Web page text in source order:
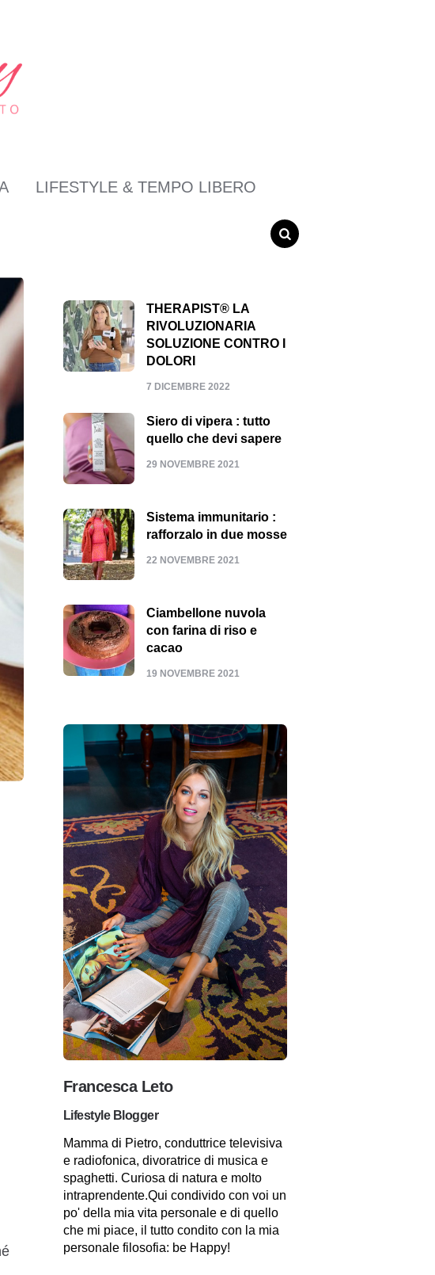
LIFESTYLE & TEMPO LIBERO
THERAPIST® LA
RIVOLUZIONARIA
SOLUZIONE CONTRO I
DOLORI
7 DICEMBRE 2022
Siero di vipera : tutto
quello che devi sapere
29 NOVEMBRE 2021
Sistema immunitario :
rafforzalo in due mosse
22 NOVEMBRE 2021
Ciambellone nuvola
con farina di riso e
cacao
19 NOVEMBRE 2021
Francesca Leto
Lifestyle Blogger
Mamma di Pietro, conduttrice televisiva
e radiofonica, divoratrice di musica e
spaghetti. Curiosa di natura e molto
intraprendente.Qui condivido con voi un
po' della mia vita personale e di quello
che mi piace, il tutto condito con la mia
personale filosofia: be Happy!